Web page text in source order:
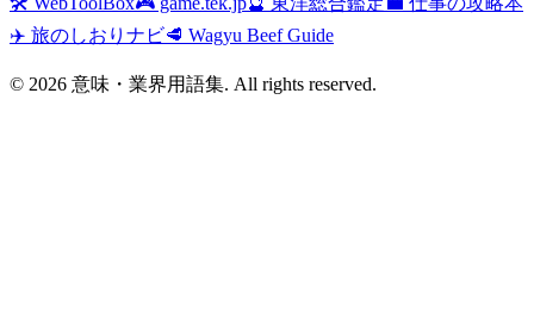
✈️ 旅のしおりナビ🥩 Wagyu Beef Guide
© 2026 意味・業界用語集. All rights reserved.